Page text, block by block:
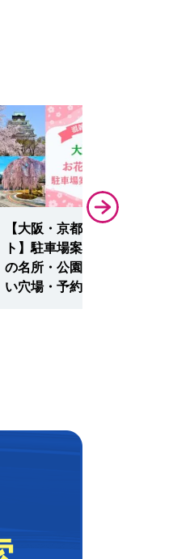
【大阪・京都のお花見スポッ
ト】駐車場案内の決定版！桜
の名所・公園におすすめの安
い穴場・予約はここ！